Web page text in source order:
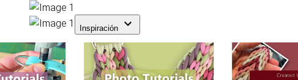
Inspiración